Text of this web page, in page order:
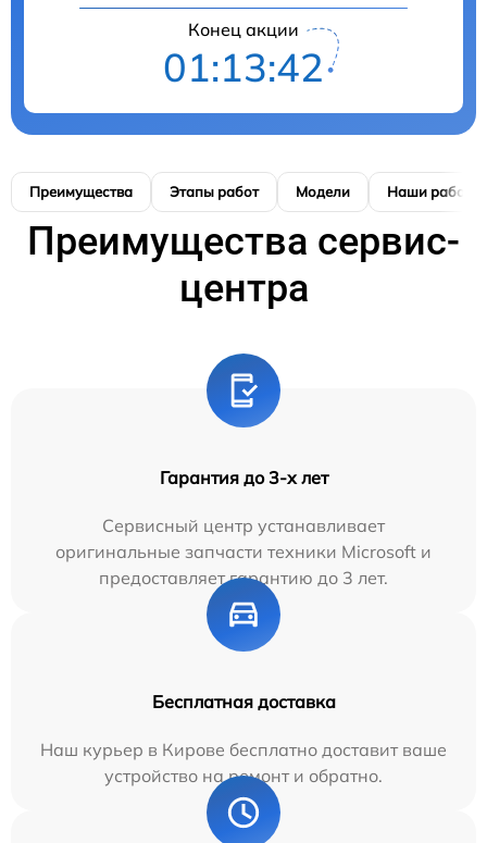
Конец акции
01:13:41
Преимущества Этапы работ Модели Наши работы
Преимущества сервис-
центра
Гарантия до 3-х лет
Сервисный центр устанавливает
оригинальные запчасти техники Microsoft и
предоставляет гарантию до 3 лет.
Бесплатная доставка
Наш курьер в Кирове бесплатно доставит ваше
устройство на ремонт и обратно.